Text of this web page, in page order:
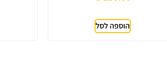
הוספה לסל